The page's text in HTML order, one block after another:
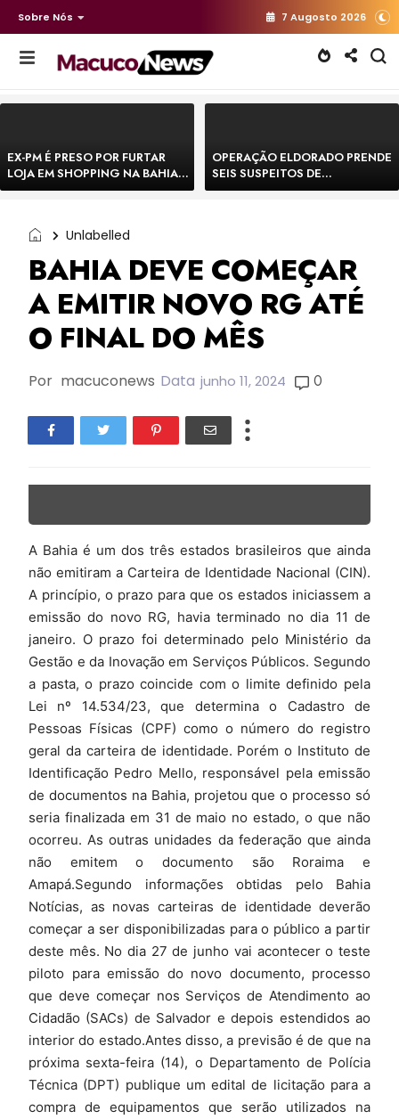
Sobre Nós 7 Augosto 2026
EX-PM É PRESO POR FURTAR
LOJA EM SHOPPING NA BAHIA E
ESCAPA CORRENDO DE
OPERAÇÃO ELDORADO PRENDE
SEIS SUSPEITOS DE
MOVIMENTAR R$ 25 MILHÕES
Unlabelled
BAHIA DEVE COMEÇAR
A EMITIR NOVO RG ATÉ
O FINAL DO MÊS
Por macuconews Data junho 11, 2024 0
A Bahia é um dos três estados brasileiros que ainda
não emitiram a Carteira de Identidade Nacional (CIN).
A princípio, o prazo para que os estados iniciassem a
emissão do novo RG, havia terminado no dia 11 de
janeiro. O prazo foi determinado pelo Ministério da
Gestão e da Inovação em Serviços Públicos. Segundo
a pasta, o prazo coincide com o limite definido pela
Lei nº 14.534/23, que determina o Cadastro de
Pessoas Físicas (CPF) como o número do registro
geral da carteira de identidade. Porém o Instituto de
Identificação Pedro Mello, responsável pela emissão
de documentos na Bahia, projetou que o processo só
seria finalizada em 31 de maio no estado, o que não
ocorreu. As outras unidades da federação que ainda
não emitem o documento são Roraima e
Amapá.Segundo informações obtidas pelo Bahia
Notícias, as novas carteiras de identidade deverão
começar a ser disponibilizadas para o público a partir
deste mês. No dia 27 de junho vai acontecer o teste
piloto para emissão do novo documento, processo
que deve começar nos Serviços de Atendimento ao
Cidadão (SACs) de Salvador e depois estendidos ao
interior do estado.Antes disso, a previsão é de que na
próxima sexta-feira (14), o Departamento de Polícia
Técnica (DPT) publique um edital de licitação para a
compra de equipamentos que serão utilizados na